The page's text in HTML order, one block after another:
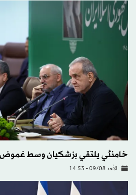
خامنئي يلتقي بزشكيان وسط
الأحد 09/08 - 14:53